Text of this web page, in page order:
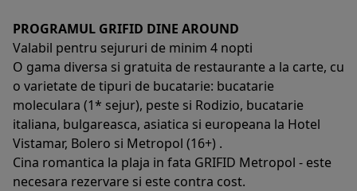
PROGRAMUL GRIFID DINE AROUND
Valabil pentru sejururi de minim 4 nopti
O gama diversa si gratuita de restaurante a la carte, cu
o varietate de tipuri de bucatarie: bucatarie
moleculara (1* sejur), peste si Rodizio, bucatarie
italiana, bulgareasca, asiatica si europeana la Hotel
Vistamar, Bolero si Metropol (16+) .
Cina romantica la plaja in fata GRIFID Metropol - este
necesara rezervare si este contra cost.